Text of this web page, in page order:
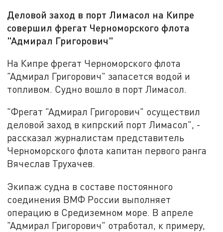
Деловой заход в порт Лимасол на Кипре
совершил фрегат Черноморского флота
"Адмирал Григорович"
На Кипре фрегат Черноморского флота
"Адмирал Григорович" запасется водой и
топливом. Судно вошло в порт Лимасол.
"Фрегат "Адмирал Григорович" осуществил
деловой заход в кипрский порт Лимасол", -
рассказал журналистам представитель
Черноморского флота капитан первого ранга
Вячеслав Трухачев.
Экипаж судна в составе постоянного
соединения ВМФ России выполняет
операцию в Средиземном море. В апреле
"Адмирал Григорович" отработал, к примеру,